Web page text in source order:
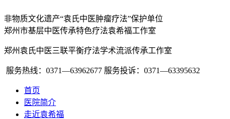
非物质文化遗产“袁氏中医肿瘤疗法”保护单位
郑州市基层中医传承特色疗法袁希福工作室
郑州袁氏中医三联平衡疗法学术流派传承工作室
服务热线：0371—63962677 服务投诉：0371—63395632
首页
医院简介
走近袁希福